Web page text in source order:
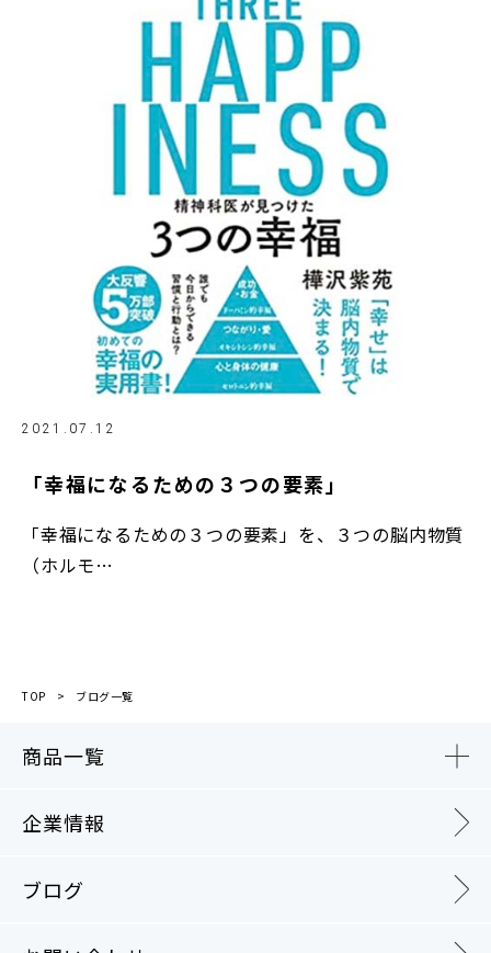
2021.07.12
「幸福になるための３つの要素」
「幸福になるための３つの要素」を、３つの脳内物質
（ホルモ…
TOP ブログ一覧
商品一覧
企業情報
ブログ